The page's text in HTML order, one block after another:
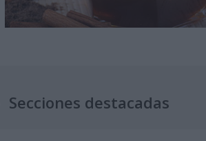
Secciones destacadas